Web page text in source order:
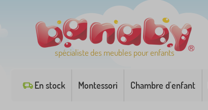
spécialiste des meubles pour enfants
En stock Montessori Chambre d'enfant